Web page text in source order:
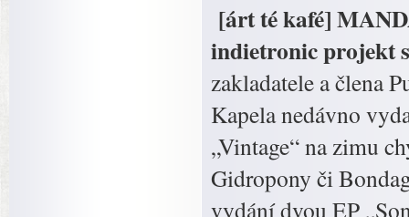
[árt té kafé]
indietronic projekt
zakladatele a člena
Kapela nedávno
„Vintage“ na zimu
Gidropony či
vydání dvou EP